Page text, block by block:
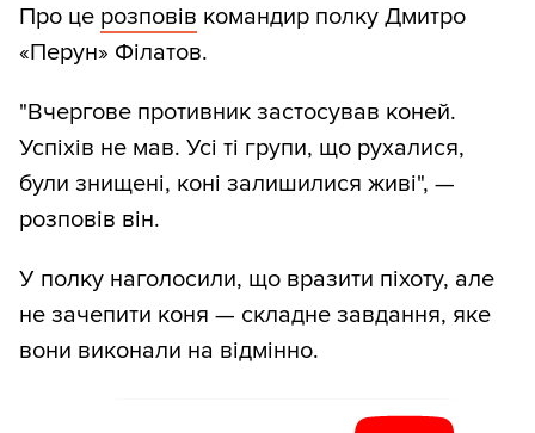
Про це розповів командир полку Дмитро
«Перун» Філатов.
"Вчергове противник застосував коней.
Успіхів не мав. Усі ті групи, що рухалися,
були знищені, коні залишилися живі", —
розповів він.
У полку наголосили, що вразити піхоту, але
не зачепити коня — складне завдання, яке
вони виконали на відмінно.